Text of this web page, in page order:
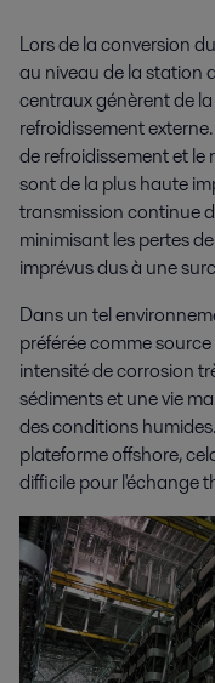
Lors de la conversion
au niveau de la station
centraux génèrent de
refroidissement
de refroidissement et
sont de la plus haute
transmission continue
minimisant les pertes
imprévus dus à une
Dans un tel
préférée comme
intensité de corrosion
sédiments et une vie
des conditions
plateforme offshore,
difficile pour l'échange